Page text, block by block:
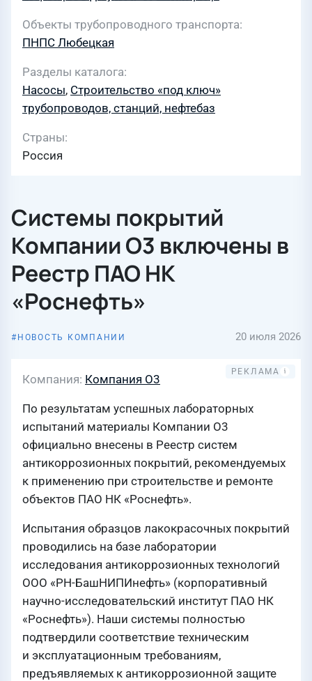
Объекты трубопроводного транспорта
ПНПС Любецкая
Разделы каталога
Насосы, Строительство «под ключ»
трубопроводов, станций, нефтебаз
Страны
Россия
Системы покрытий
Компании О3 включены в
Реестр ПАО НК
«Роснефть»
НОВОСТЬ КОМПАНИИ 20 июля 2026
Компания Компания О3
По результатам успешных лабораторных
испытаний материалы Компании О3
официально внесены в Реестр систем
антикоррозионных покрытий, рекомендуемых
к применению при строительстве и ремонте
объектов ПАО НК «Роснефть».
Испытания образцов лакокрасочных покрытий
проводились на базе лаборатории
исследования антикоррозионных технологий
ООО «РН-БашНИПИнефть» (корпоративный
научно-исследовательский институт ПАО НК
«Роснефть»). Наши системы полностью
подтвердили соответствие техническим
и эксплуатационным требованиям,
предъявляемых к антикоррозионной защите